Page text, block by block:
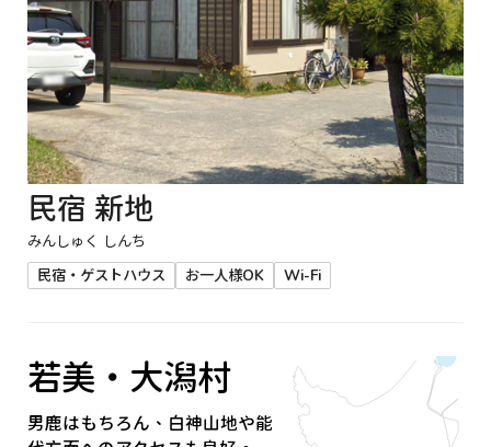
民宿 新地
みんしゅく しんち
民宿・ゲストハウス
お一人様OK Wi-Fi
若美・大潟村
男鹿はもちろん、白神山地や能